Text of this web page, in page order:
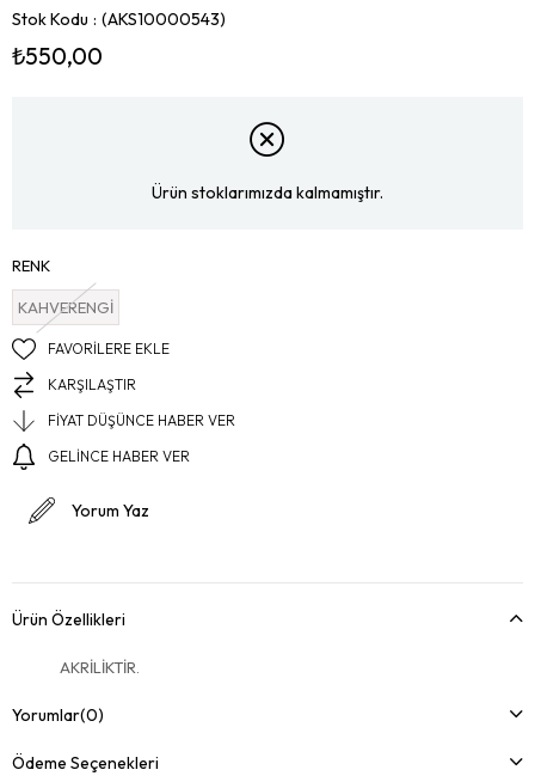
Stok Kodu (AKS10000543)
₺550,00
Ürün stoklarımızda kalmamıştır.
RENK
KAHVERENGİ
FAVORILERE EKLE
KARŞILAŞTIR
FIYAT DÜŞÜNCE HABER VER
GELINCE HABER VER
Yorum Yaz
Ürün Özellikleri
AKRİLİKTİR.
Yorumlar(0)
Ödeme Seçenekleri